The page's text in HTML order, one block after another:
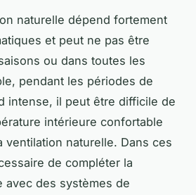
naturelle dépend fortement
et peut ne pas être
ou dans toutes les
pendant les périodes de
intense, il peut être difficile de
intérieure confortable
ventilation naturelle. Dans ces
de compléter la
avec des systèmes de